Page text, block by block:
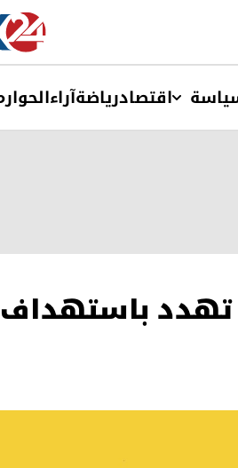
اقتصادریاضةآراءالحوار
تهدد